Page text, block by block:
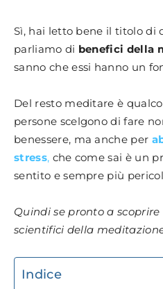
Sì, hai letto bene il titolo di
parliamo di benefici della
sanno che essi hanno un
Del resto meditare è
persone scelgono di fare
benessere, ma anche per
stress, che come sai è un
sentito e sempre più
Quindi se pronto a
scientifici della
Indice